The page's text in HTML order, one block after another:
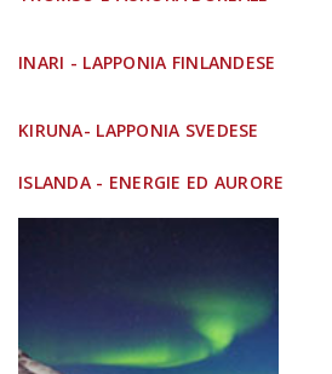
INARI - LAPPONIA FINLANDESE
KIRUNA- LAPPONIA SVEDESE
ISLANDA - ENERGIE ED AURORE